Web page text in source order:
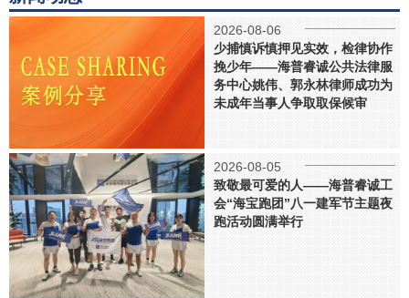
2026-08-06
少捕慎诉慎押见实效，检律协作
挽少年——海普睿诚公共法律服
务中心姚伟、郭永林律师成功为
未成年当事人争取取保候审
2026-08-05
致敬最可爱的人——海普睿诚工
会“海宝跑团”八一建军节主题夜
跑活动圆满举行